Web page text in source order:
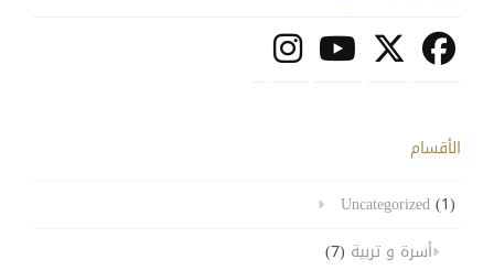
الأقسام
Uncategorized(1)
أسرة و تربية (7)